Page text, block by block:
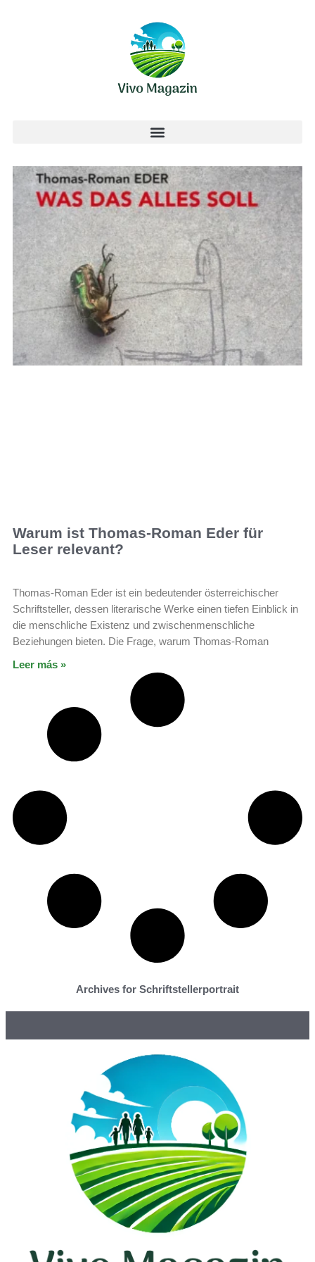
Warum ist Thomas-Roman Eder für
Leser relevant?
Thomas-Roman Eder ist ein bedeutender österreichischer
Schriftsteller, dessen literarische Werke einen tiefen Einblick in
die menschliche Existenz und zwischenmenschliche
Beziehungen bieten. Die Frage, warum Thomas-Roman
Leer más »
Archives for Schriftstellerportrait